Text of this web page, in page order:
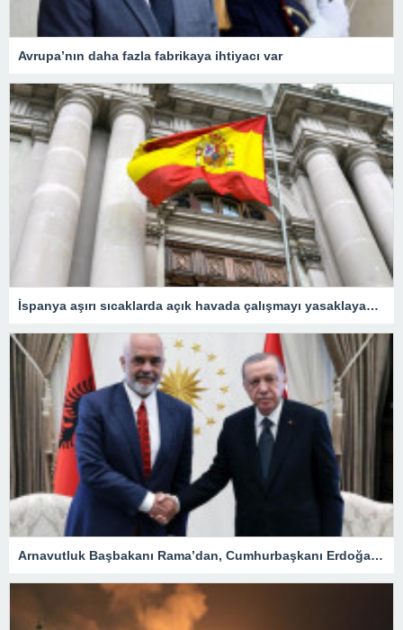
Avrupa’nın daha fazla fabrikaya ihtiyacı var
İspanya aşırı sıcaklarda açık havada çalışmayı yasaklayacak
Arnavutluk Başbakanı Rama’dan, Cumhurbaşkanı Erdoğan’a destek mesajı